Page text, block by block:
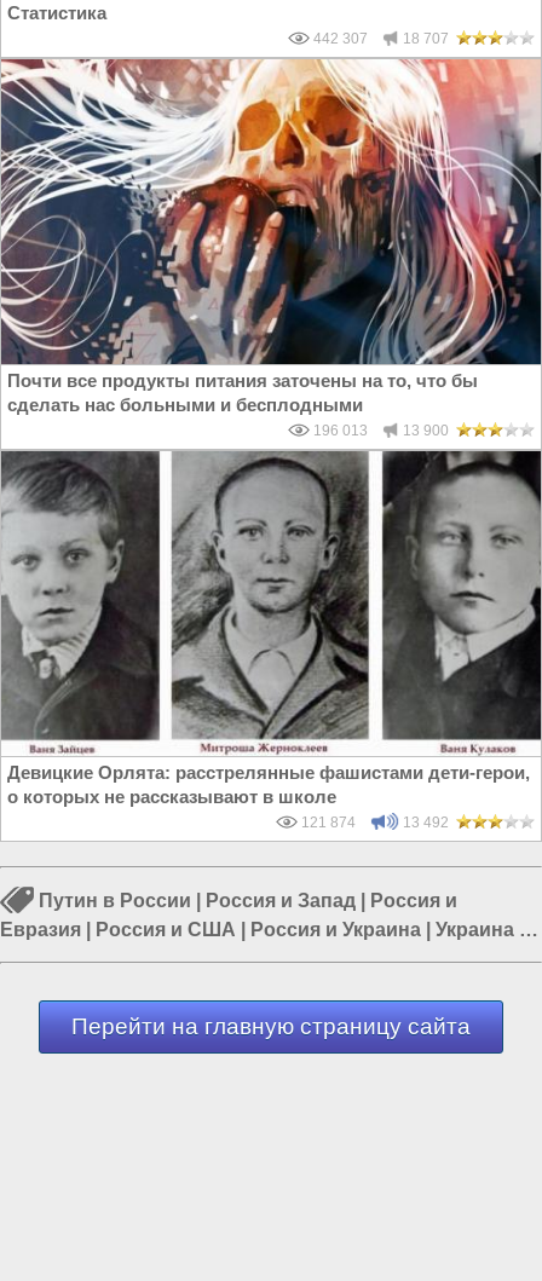
Статистика
442 307 18 707
Почти все продукты питания заточены на то, что бы
сделать нас больными и бесплодными
196 013 13 900
Девицкие Орлята: расстрелянные фашистами дети-герои,
о которых не рассказывают в школе
121 874 13 492
Путин в России Россия и Запад
Россия и
Евразия
Россия и США Россия и Украина
Украина и
США|Путин и Лавров
Перейти на главную страницу сайта